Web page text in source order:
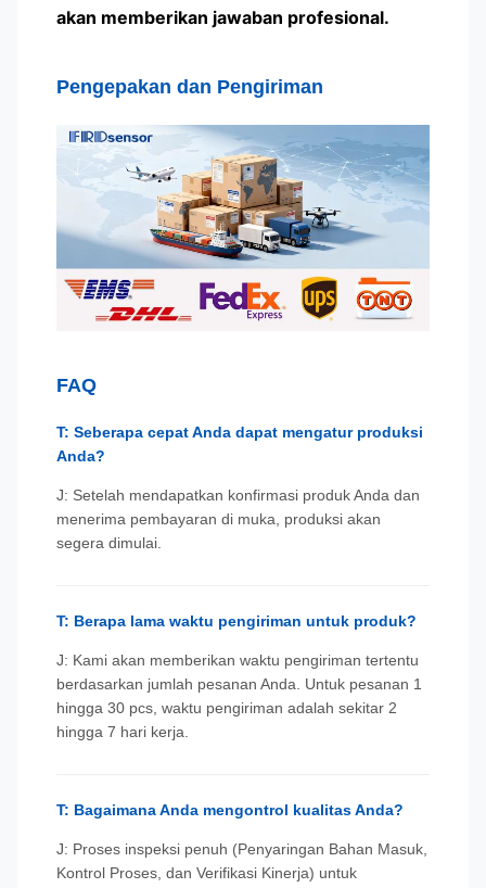
akan memberikan jawaban profesional.
Pengepakan dan Pengiriman
FAQ
T: Seberapa cepat Anda dapat mengatur produksi
Anda?
J: Setelah mendapatkan konfirmasi produk Anda dan
menerima pembayaran di muka, produksi akan
segera dimulai.
T: Berapa lama waktu pengiriman untuk produk?
J: Kami akan memberikan waktu pengiriman tertentu
berdasarkan jumlah pesanan Anda. Untuk pesanan 1
hingga 30 pcs, waktu pengiriman adalah sekitar 2
hingga 7 hari kerja.
T: Bagaimana Anda mengontrol kualitas Anda?
J: Proses inspeksi penuh (Penyaringan Bahan Masuk,
Kontrol Proses, dan Verifikasi Kinerja) untuk